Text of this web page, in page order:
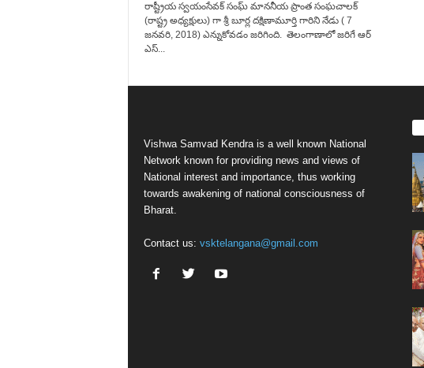
రాష్ట్రీయ స్వయంసేవక్ సంఘ్ మాననీయ ప్రాంత సంఘచాలక్
(రాష్ట్ర అధ్యక్షులు) గా శ్రీ బూర్ల దక్షిణామూర్తి గారిని నేడు ( 7
జనవరి, 2018) ఎన్నుకోవడం జరిగింది. తెలంగాణాలో జరిగే ఆర్
ఎస్...
Vishwa Samvad Kendra is a well known National
Network known for providing news and views of
National interest and importance, thus working
towards awakening of national consciousness of
Bharat.
Contact us: vsktelangana@gmail.com